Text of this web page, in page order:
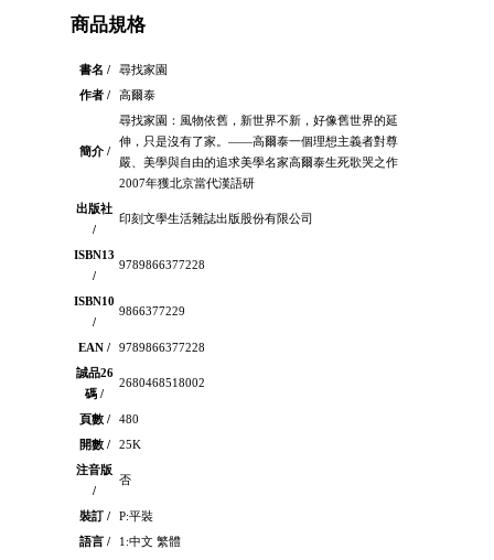
商品規格
書名 /
尋找家園
作者 /
高爾泰
簡介 /
尋找家園：風物依舊，新世界不新，好像舊世界的延
伸，只是沒有了家。——高爾泰一個理想主義者對尊
嚴、美學與自由的追求美學名家高爾泰生死歌哭之作
2007年獲北京當代漢語研
出版社
/
印刻文學生活雜誌出版股份有限公司
ISBN13
/
9789866377228
ISBN10
/
9866377229
EAN /
9789866377228
誠品26
碼 /
2680468518002
頁數 /
480
開數 /
25K
注音版
/
否
裝訂 /
P:平裝
語言 /
1:中文 繁體